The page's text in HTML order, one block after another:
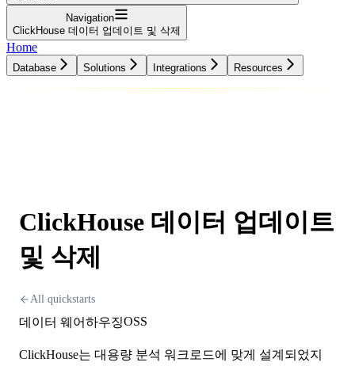
Navigation
ClickHouse 데이터 업데이트 및 삭제
Home
Database Solutions Integrations Resources
ClickHouse 데이터 업데이트
및 삭제
All quickstarts
데이터 웨어하우징OSS
ClickHouse는 대용량 분석 워크로드에 맞게 설계되었지